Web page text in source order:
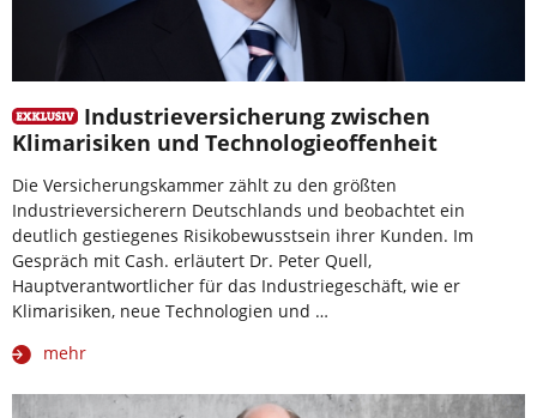
Industrieversicherung zwischen
Klimarisiken und Technologieoffenheit
Die Versicherungskammer zählt zu den größten
Industrieversicherern Deutschlands und beobachtet ein
deutlich gestiegenes Risikobewusstsein ihrer Kunden. Im
Gespräch mit Cash. erläutert Dr. Peter Quell,
Hauptverantwortlicher für das Industriegeschäft, wie er
Klimarisiken, neue Technologien und …
mehr